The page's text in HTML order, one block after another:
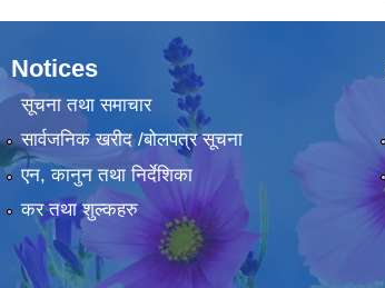
Notices
सूचना तथा समाचार
सार्वजनिक खरीद /बोलपत्र सूचना
एन, कानुन तथा निर्देशिका
कर तथा शुल्कहरु